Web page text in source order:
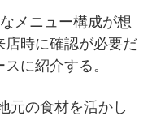
メニュー構成が想
店時に確認が必要だ
に紹介する。
元の食材を活かし